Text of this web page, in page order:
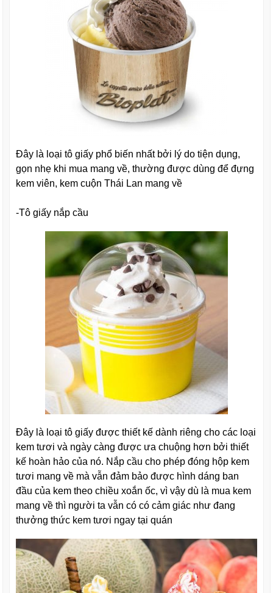
Đây là loại tô giấy phổ biến nhất bởi lý do tiện dụng,
gọn nhẹ khi mua mang về, thường được dùng để đựng
kem viên, kem cuộn Thái Lan mang về
-Tô giấy nắp cầu
Đây là loại tô giấy được thiết kế dành riêng cho các loại
kem tươi và ngày càng được ưa chuộng hơn bởi thiết
kế hoàn hảo của nó. Nắp cầu cho phép đóng hộp kem
tươi mang về mà vẫn đảm bảo được hình dáng ban
đầu của kem theo chiều xoắn ốc, vì vậy dù là mua kem
mang về thì người ta vẫn có có cảm giác như đang
thưởng thức kem tươi ngay tại quán